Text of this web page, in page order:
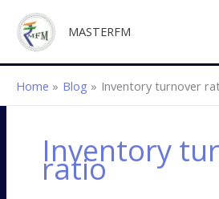
content
MASTERFM
Home Blog Inventory turnover
Inventory
ratio